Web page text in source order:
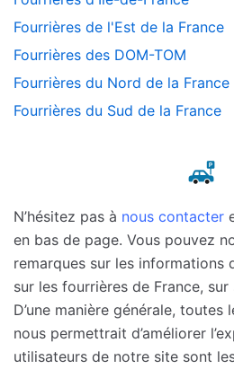
Fourrières de l'Est de la France
Fourrières des DOM-TOM
Fourrières du Nord de la France
Fourrières du Sud de la France
N’hésitez pas à nous contacter
en bas de page. Vous pouvez
remarques sur les informations
sur les fourrières de France,
D’une manière générale, toutes
nous permettrait d’améliorer
utilisateurs de notre site sont